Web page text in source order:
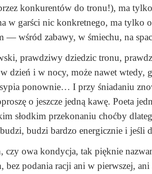
konkurentów do tronu!), ma
w garści nic konkretnego, ma
— wśród zabawy, w śmiechu, na
prawdziwy dziedzic tronu,
dzień i w nocy, może nawet wtedy,
ponownie… I przy śniadaniu
o jeszcze jedną kawę. Poeta
słodkim przekonaniu choćby
budzi bardzo energicznie i jeśli
czy owa kondycja, tak pięknie
bez podania racji ani w pierwszej,